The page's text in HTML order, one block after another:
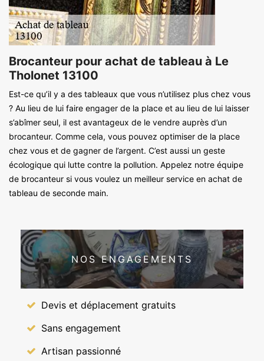
Brocanteur pour achat de tableau à Le
Tholonet 13100
Est-ce qu’il y a des tableaux que vous n’utilisez plus chez vous
? Au lieu de lui faire engager de la place et au lieu de lui laisser
s’abîmer seul, il est avantageux de le vendre auprès d’un
brocanteur. Comme cela, vous pouvez optimiser de la place
chez vous et de gagner de l’argent. C’est aussi un geste
écologique qui lutte contre la pollution. Appelez notre équipe
de brocanteur si vous voulez un meilleur service en achat de
tableau de seconde main.
NOS ENGAGEMENTS
Devis et déplacement gratuits
Sans engagement
Artisan passionné